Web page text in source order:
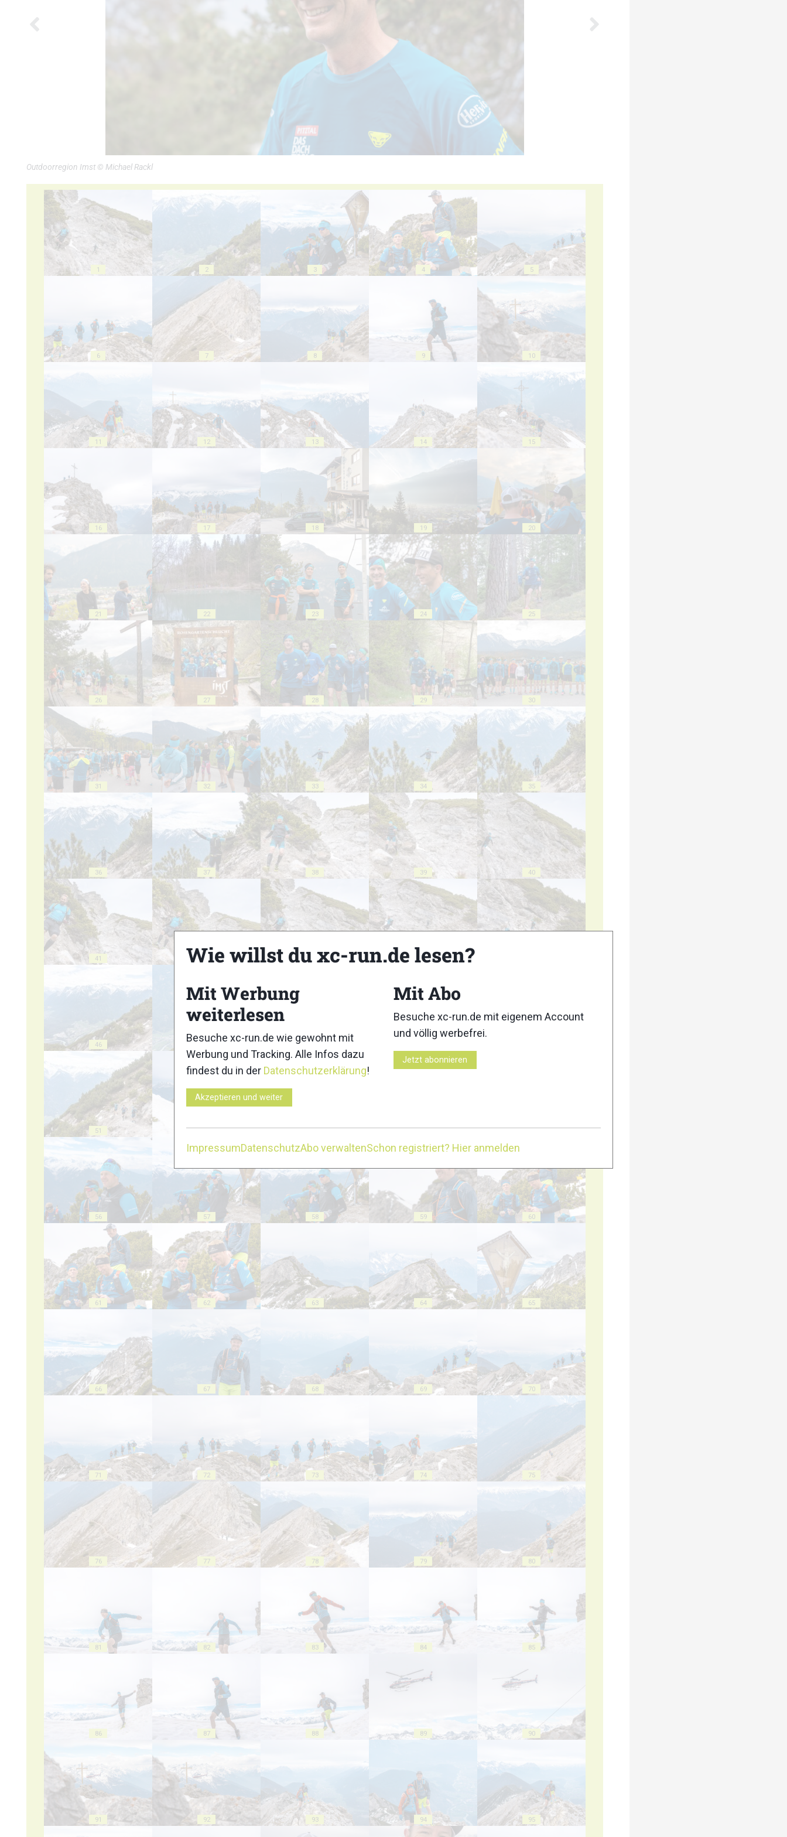
Outdoorregion Imst © Michael Rackl
1 2 3 4 5
6 7 8 9 10
11 12 13 14 15
16 17 18 19 20
21 22 23 24 25
26 27 28 29 30
31 32 33 34 35
36 37 38 39 40
41 42 43 44
46
51 52 53 54 55
56 57 58 59 60
61 62 63 64 65
66 67 68 69 70
71 72 73 74 75
76 77 78 79 80
81 82 83 84 85
86 87 88 89 90
91 92 93 94 95
Wie willst du xc-run.de lesen?
Mit Werbung
weiterlesen
Besuche xc-run.de wie gewohnt mit
Werbung und Tracking. Alle Infos dazu
findest du in der Datenschutzerklärung!
Akzeptieren und weiter
Mit Abo
Besuche xc-run.de mit eigenem Account
und völlig werbefrei.
Jetzt abonnieren
ImpressumDatenschutzAbo verwaltenSchon registriert? Hier anmelden